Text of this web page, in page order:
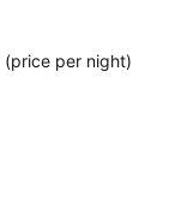
(price per night)